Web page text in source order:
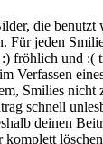
die benutzt
Für jeden
fröhlich und :(
Verfassen
Smilies nicht
schnell
deinen
komplett